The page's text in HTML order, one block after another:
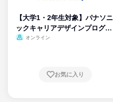
【大学1・2年生対象】パナソニ
ックキャリアデザインプログラ
ム
オンライン
お気に入り